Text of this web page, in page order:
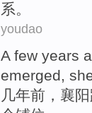
系。
youdao
Afew years
emerged,
几年前 ， 襄阳